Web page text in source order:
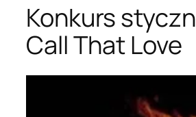
Konkurs
Call That Love